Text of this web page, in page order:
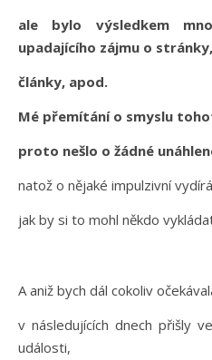
ale bylo výsledkem
upadajícího zájmu o stránky,
články, apod.
Mé přemítání o smyslu
proto nešlo o žádné
natož o nějaké impulzivní
jak by si to mohl někdo
A aniž bych dál cokoliv
v následujících dnech přišly
události,